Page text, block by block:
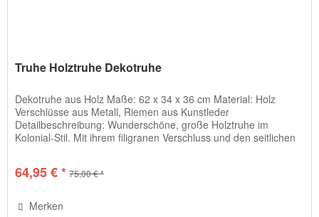
Truhe Holztruhe Dekotruhe
Dekotruhe aus Holz Maße: 62 x 34 x 36 cm Material: Holz
Verschlüsse aus Metall, Riemen aus Kunstleder
Detailbeschreibung: Wunderschöne, große Holztruhe im
Kolonial-Stil. Mit ihrem filigranen Verschluss und den seitlichen
64,95 € * 75,00 € *
Merken